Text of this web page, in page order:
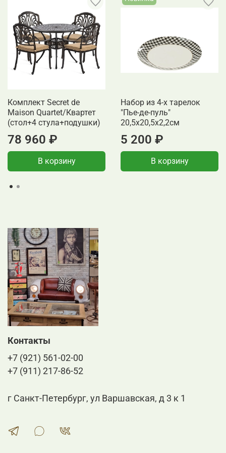
Комплект Secret de
Maison Quartet/Квартет
(стол+4 стула+подушки)
78 960 ₽
В корзину
Набор из 4-х тарелок
"Пье-де-пуль"
20,5x20,5x2,2см
5 200 ₽
В корзину
Контакты
+7 (921) 561-02-00
+7 (911) 217-86-52
г Санкт-Петербург, ул Варшавская, д 3 к 1